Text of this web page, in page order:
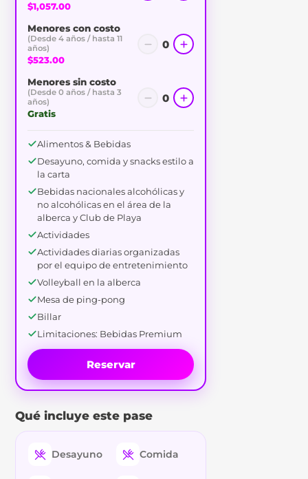
$1,057.00
Menores con costo
(Desde 4 años / hasta 11
años)
$523.00
0
Menores sin costo
(Desde 0 años / hasta 3
años)
Gratis
0
Alimentos & Bebidas
Desayuno, comida y snacks estilo a
la carta
Bebidas nacionales alcohólicas y
no alcohólicas en el área de la
alberca y Club de Playa
Actividades
Actividades diarias organizadas
por el equipo de entretenimiento
Volleyball en la alberca
Mesa de ping-pong
Billar
Limitaciones: Bebidas Premium
Reservar
Qué incluye este pase
Desayuno Comida